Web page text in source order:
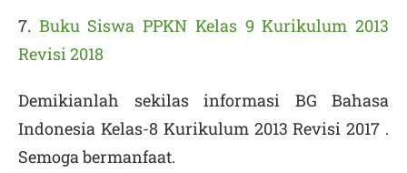
7. Buku Siswa PPKN Kelas 9 Kurikulum 2013
Revisi 2018
Demikianlah sekilas informasi BG Bahasa
Indonesia Kelas-8 Kurikulum 2013 Revisi 2017 .
Semoga bermanfaat.